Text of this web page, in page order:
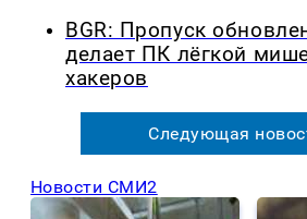
BGR: Пропуск
делает ПК лёгкой
хакеров
Следующая
Новости СМИ2